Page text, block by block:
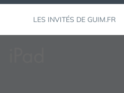
LES INVITÉS DE GUIM.FR